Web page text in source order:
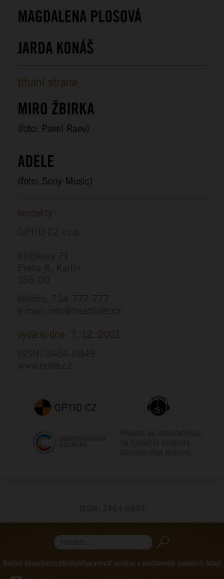
Hledat...
Osobní údaje Inzerce KontaktSpravovat souhlas s nastavením osobních údajů